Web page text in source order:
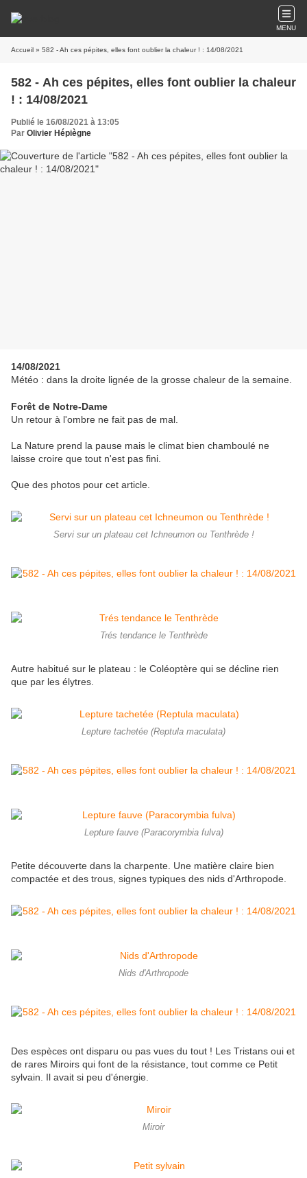
MENU
Accueil » 582 - Ah ces pépites, elles font oublier la chaleur ! : 14/08/2021
582 - Ah ces pépites, elles font oublier la chaleur
! : 14/08/2021
Publié le 16/08/2021 à 13:05
Par Olivier Hépiègne
14/08/2021
Météo : dans la droite lignée de la grosse chaleur de la semaine.
Forêt de Notre-Dame
Un retour à l'ombre ne fait pas de mal.
La Nature prend la pause mais le climat bien chamboulé ne
laisse croire que tout n'est pas fini.
Que des photos pour cet article.
Servi sur un plateau cet Ichneumon ou Tenthrède !
Trés tendance le Tenthrède
Autre habitué sur le plateau : le Coléoptère qui se décline rien
que par les élytres.
Lepture tachetée (Reptula maculata)
Lepture fauve (Paracorymbia fulva)
Petite découverte dans la charpente. Une matière claire bien
compactée et des trous, signes typiques des nids d'Arthropode.
Nids d'Arthropode
Des espèces ont disparu ou pas vues du tout ! Les Tristans oui et
de rares Miroirs qui font de la résistance, tout comme ce Petit
sylvain. Il avait si peu d'énergie.
Miroir